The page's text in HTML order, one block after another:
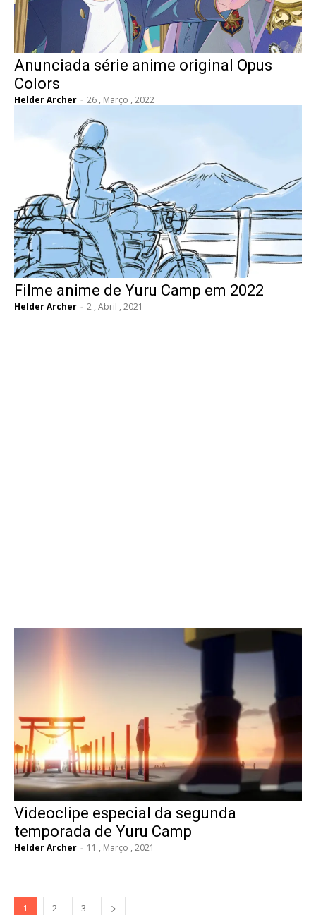
Anunciada série anime original Opus
Colors
Helder Archer - 26 , Março , 2022
Filme anime de Yuru Camp em 2022
Helder Archer - 2 , Abril , 2021
Videoclipe especial da segunda
temporada de Yuru Camp
Helder Archer - 11 , Março , 2021
1 2 3